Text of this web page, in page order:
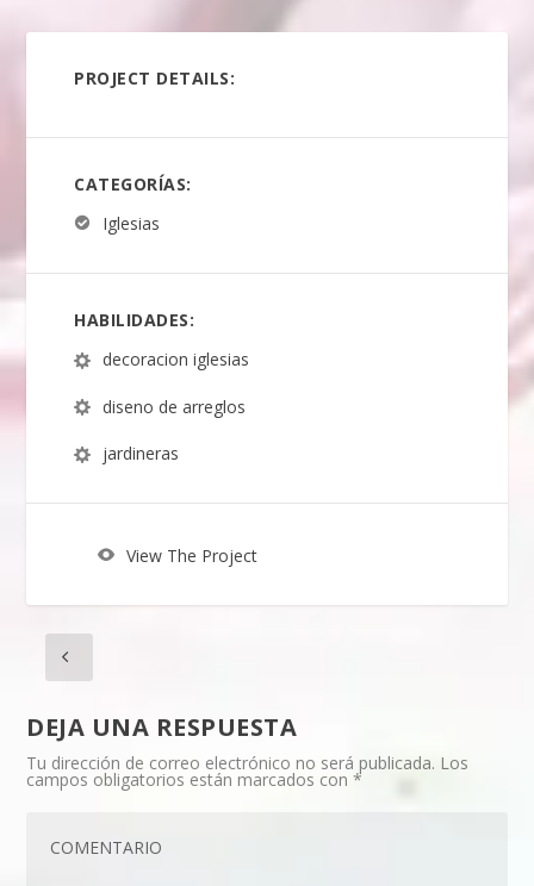
PROJECT DETAILS:
CATEGORÍAS:
Iglesias
HABILIDADES:
decoracion iglesias
diseno de arreglos
jardineras
View The Project
DEJA UNA RESPUESTA
Tu dirección de correo electrónico no será publicada. Los
campos obligatorios están marcados con*